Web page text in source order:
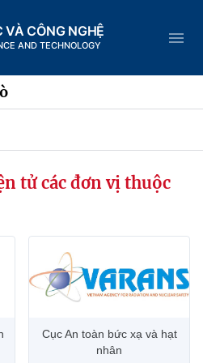
VÀ CÔNG NGHỆ
AND TECHNOLOGY
tử các đơn vị thuộc
Cục An toàn bức xạ và hạt
nhân